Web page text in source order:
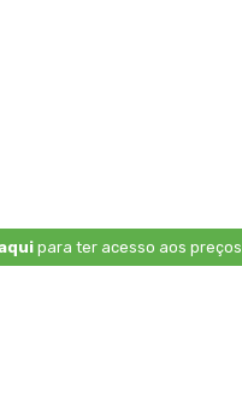
para ter acesso aos preços.